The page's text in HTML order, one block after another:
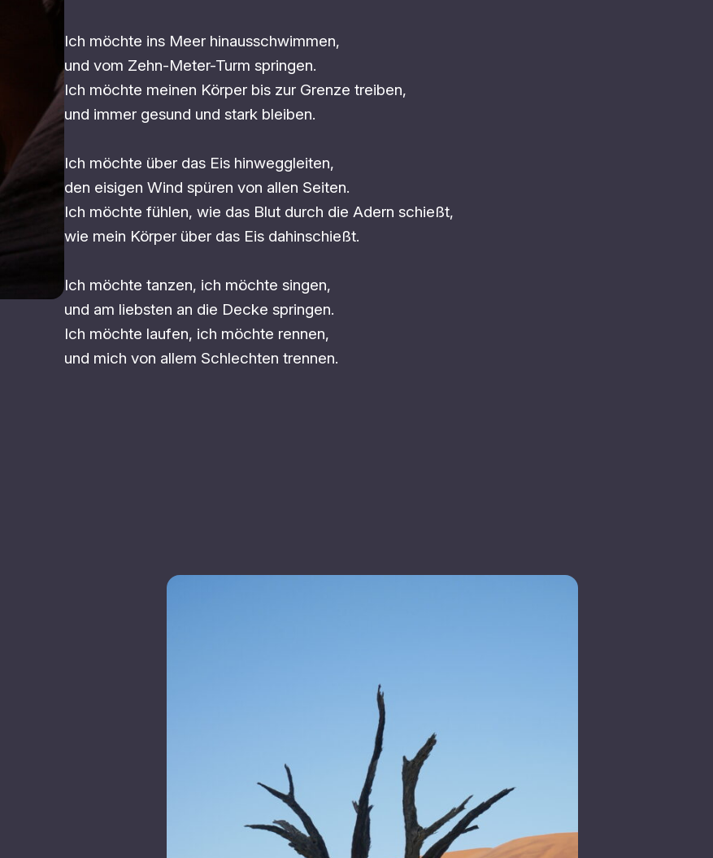
Ich möchte ins Meer hinausschwimmen,
und vom Zehn-Meter-Turm springen.
Ich möchte meinen Körper bis zur Grenze treiben,
und immer gesund und stark bleiben.
Ich möchte über das Eis hinweggleiten,
den eisigen Wind spüren von allen Seiten.
Ich möchte fühlen, wie das Blut durch die Adern schießt,
wie mein Körper über das Eis dahinschießt.
Ich möchte tanzen, ich möchte singen,
und am liebsten an die Decke springen.
Ich möchte laufen, ich möchte rennen,
und mich von allem Schlechten trennen.